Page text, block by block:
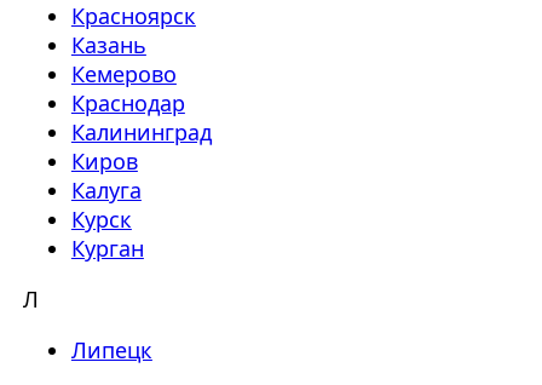
Красноярск
Казань
Кемерово
Краснодар
Калининград
Киров
Калуга
Курск
Курган
Л
Липецк